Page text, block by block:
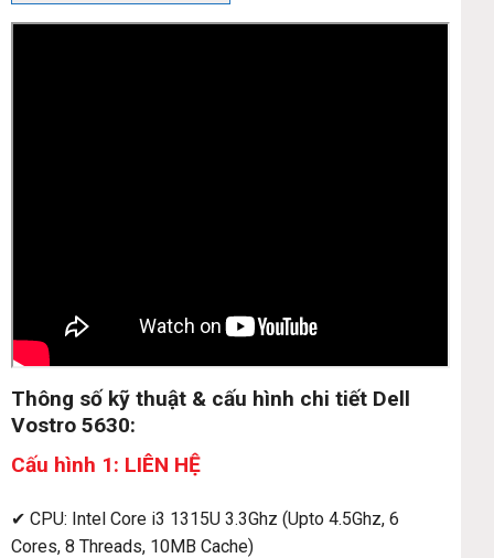
Thông số kỹ thuật & cấu hình chi tiết Dell
Vostro 5630:
Cấu hình 1: LIÊN HỆ
✔ CPU: Intel Core i3 1315U 3.3Ghz (Upto 4.5Ghz, 6
Cores, 8 Threads, 10MB Cache)